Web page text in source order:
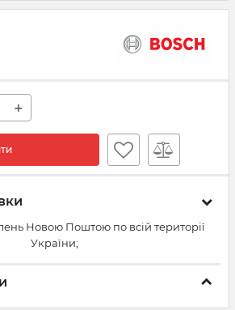
+
Новою Поштою по всій території
України;